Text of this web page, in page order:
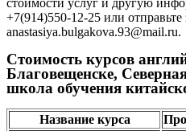
стоимости услуг и другую
+7(914)550-12-25 или отправьте
anastasiya.bulgakova.93@mail.ru.
Стоимость курсов
Благовещенске,
школа обучения
Название курса